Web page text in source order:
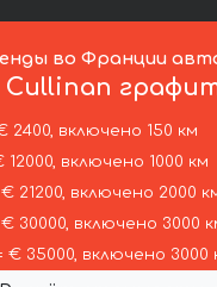
во Франции
Cullinan
2400, включено 150 км
12000, включено 1000 км
21200, включено 2000
€ 30000, включено 3000
€ 35000, включено 3000